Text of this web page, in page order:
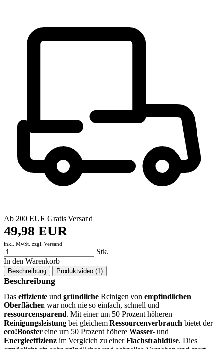
Ab 200 EUR Gratis Versand
49,98 EUR
inkl. MwSt. zzgl. Versand
Stk.
In den Warenkorb
Beschreibung Produktvideo (1)
Beschreibung
Das effiziente und gründliche Reinigen von empfindlichen
Oberflächen war noch nie so einfach, schnell und
ressourcensparend. Mit einer um 50 Prozent höheren
Reinigungsleistung bei gleichem Ressourcenverbrauch bietet der
eco!Booster eine um 50 Prozent höhere Wasser- und
Energieeffizienz im Vergleich zu einerFlachstrahldüse. Dies